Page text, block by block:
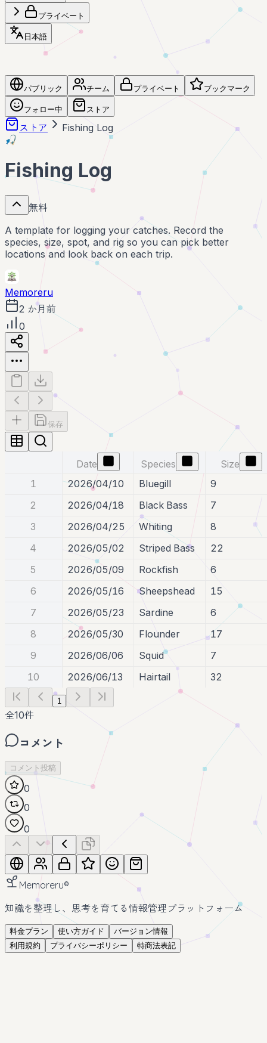
プライベート
日本語
パブリック チーム プライベート ブックマーク
フォロー中 ストア
ストア Fishing Log
🎣
Fishing Log
無料
A template for logging your catches. Record the
species, size, spot, and rig so you can pick better
locations and look back on each trip.
Memoreru
2 か月前
0
保存
Date Species
Size
1
2026/04/10 Bluegill
9
2
2026/04/18 Black Bass
7
3
2026/04/25 Whiting
8
4
2026/05/02 Striped Bass
22
5
2026/05/09 Rockfish
6
6
2026/05/16 Sheepshead
15
7
2026/05/23 Sardine
6
8
2026/05/30 Flounder
17
9
2026/06/06 Squid
7
10
2026/06/13 Hairtail 32
1
全10件
コメント
コメント投稿
0
0
0
Memoreru®
知識を整理し、思考を育てる情報管理プラットフォーム
料金プラン 使い方ガイド
バージョン情報
利用規約
プライバシーポリシー 特商法表記